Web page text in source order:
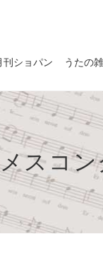
刊ショパン うたの
スコ